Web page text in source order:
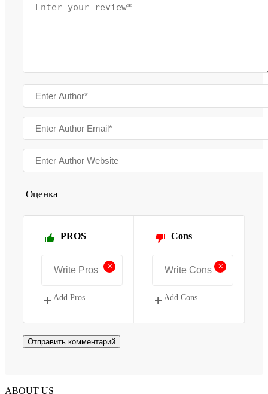
Оценка
PROS
+
Add Pros
Cons
+
Add Cons
ABOUT US